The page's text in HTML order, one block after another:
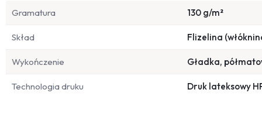
Gramatura 130 g/m²
Skład Flizelina
Wykończenie Gładka,
Technologia druku Druk lateksowy